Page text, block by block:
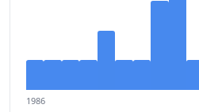
1986